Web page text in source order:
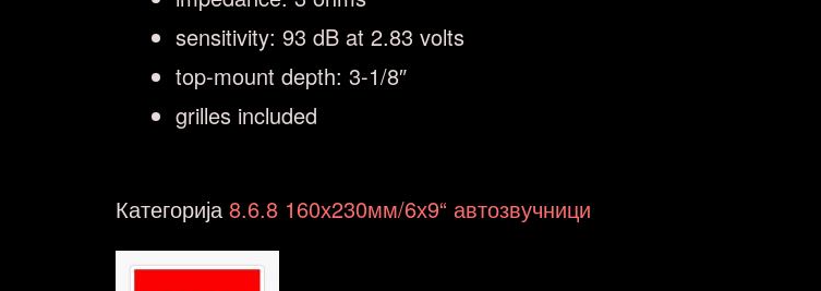
sensitivity: 93 dB at 2.83 volts
top-mount depth: 3-1/8″
grilles included
Категорија8.6.8 160х230мм/6х9“ автозвучници